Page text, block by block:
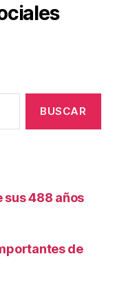
sus 488 años
de